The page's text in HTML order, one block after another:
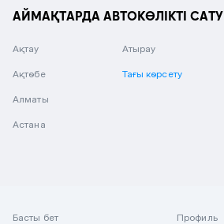
АЙМАҚТАРДА АВТОКӨЛІКТІ САТУ
Ақтау
Ақтөбе
Алматы
Астана
Атырау
Тағы көрсету
Басты бет
Профиль